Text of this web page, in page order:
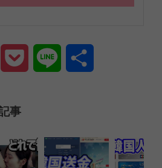
Hatena Pocket Line
事